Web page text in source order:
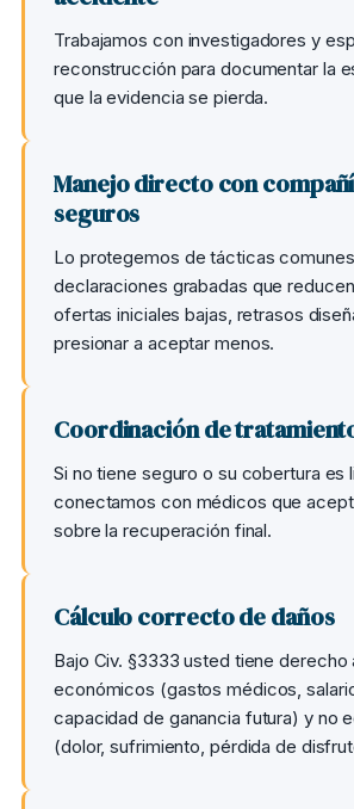
Trabajamos con investigadores y
reconstrucción para documentar la
que la evidencia se pierda.
Manejo directo con
seguros
Lo protegemos de tácticas
declaraciones grabadas que
ofertas iniciales bajas, retrasos
presionar a aceptar menos.
Coordinación de
Si no tiene seguro o su cobertura es
conectamos con médicos que
sobre la recuperación final.
Cálculo correcto de daños
Bajo Civ. §3333 usted tiene derecho
económicos (gastos médicos,
capacidad de ganancia futura) y no
(dolor, sufrimiento, pérdida de